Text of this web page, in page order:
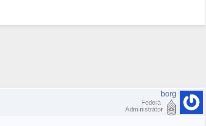
borg
Fedora
Administrátor